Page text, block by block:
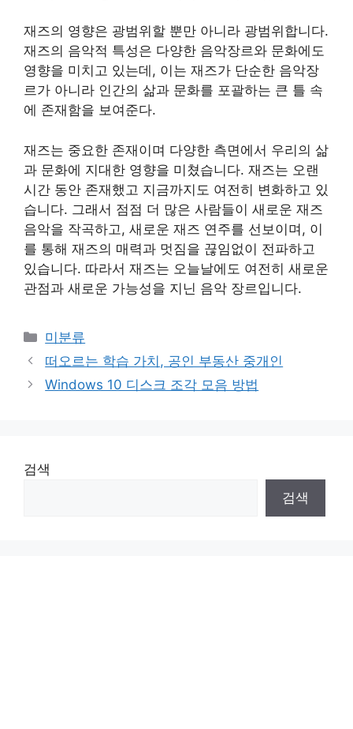
재즈의 영향은 광범위할 뿐만 아니라 광범위합니다.
재즈의 음악적 특성은 다양한 음악장르와 문화에도
영향을 미치고 있는데, 이는 재즈가 단순한 음악장
르가 아니라 인간의 삶과 문화를 포괄하는 큰 틀 속
에 존재함을 보여준다.
재즈는 중요한 존재이며 다양한 측면에서 우리의 삶
과 문화에 지대한 영향을 미쳤습니다. 재즈는 오랜
시간 동안 존재했고 지금까지도 여전히 변화하고 있
습니다. 그래서 점점 더 많은 사람들이 새로운 재즈
음악을 작곡하고, 새로운 재즈 연주를 선보이며, 이
를 통해 재즈의 매력과 멋짐을 끊임없이 전파하고
있습니다. 따라서 재즈는 오늘날에도 여전히 새로운
관점과 새로운 가능성을 지닌 음악 장르입니다.
Categories
미분류
떠오르는 학습 가치, 공인 부동산 중개인
Windows 10 디스크 조각 모음 방법
검색
검색